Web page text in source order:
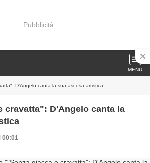
Pubblicità
MENU
D'Angelo canta la sua ascesa artistica
cravatta": D'Angelo canta la
00:01